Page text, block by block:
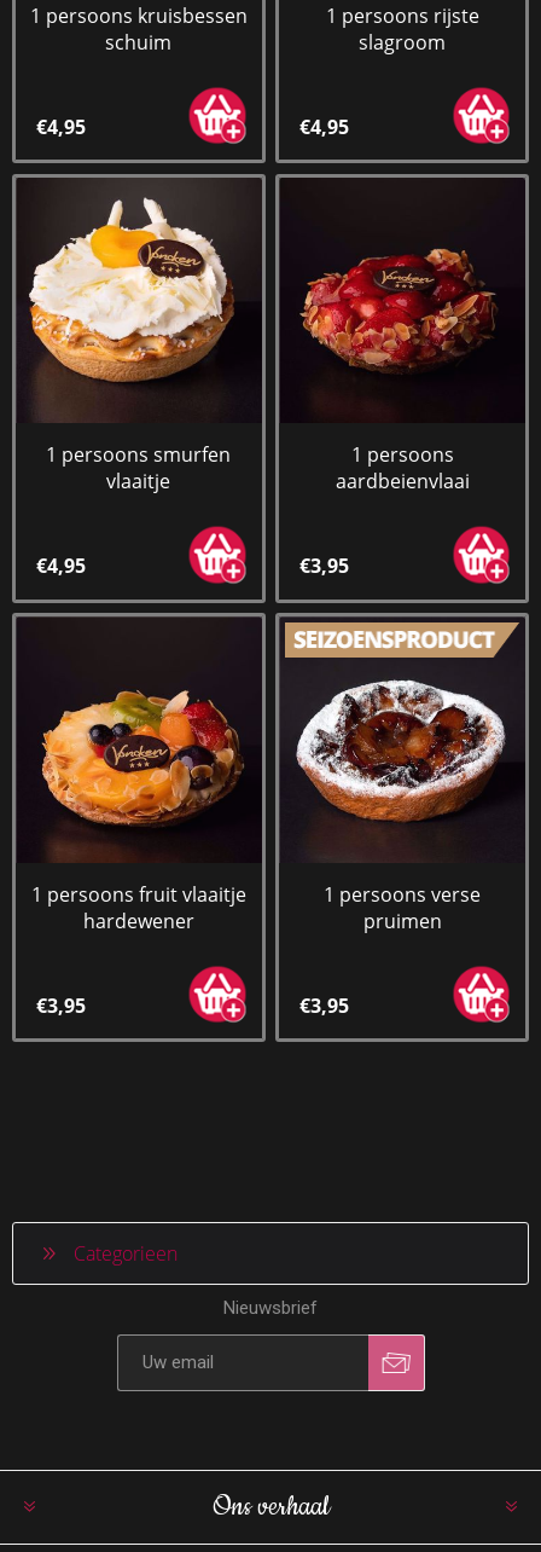
1 persoons kruisbessen
schuim
€4,95
1 persoons rijste
slagroom
€4,95
1 persoons smurfen
vlaaitje
€4,95
1 persoons
aardbeienvlaai
€3,95
1 persoons fruit vlaaitje
hardewener
€3,95
1 persoons verse
pruimen
€3,95
Categorieen
Nieuwsbrief
Ons verhaal